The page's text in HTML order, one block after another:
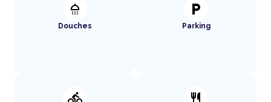
shower
Douches
local_parking
Parking
directions_bike restaurant